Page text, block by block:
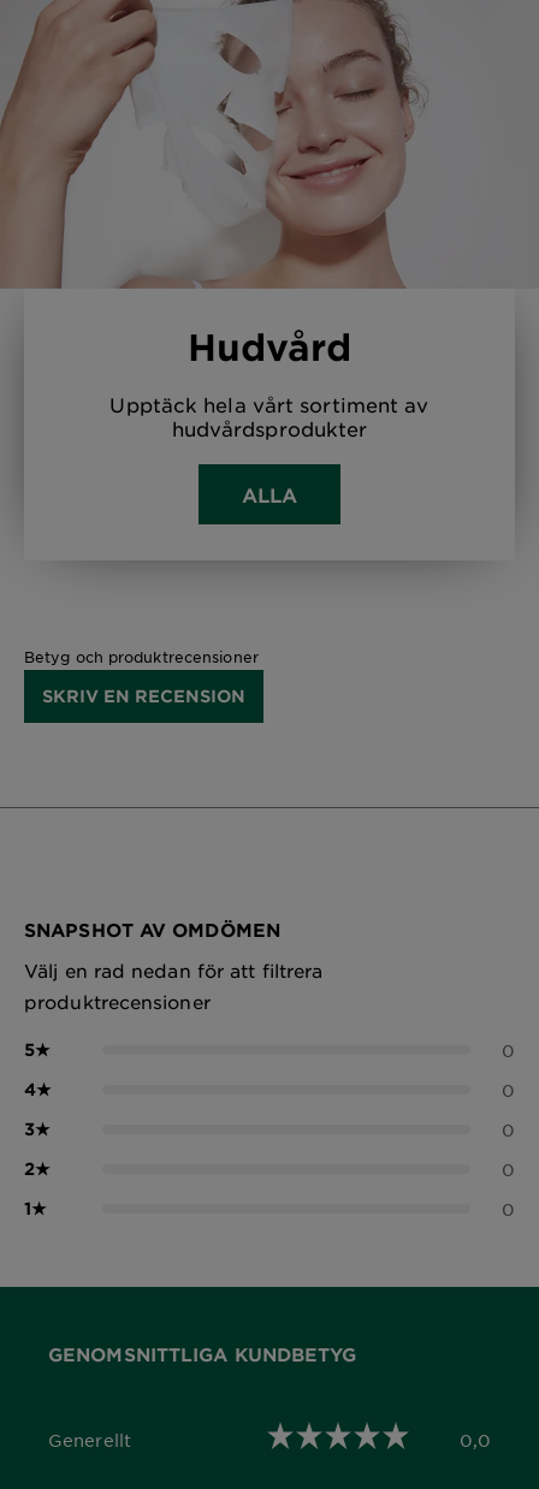
Hudvård
Upptäck hela vårt sortiment av
hudvårdsprodukter
ALLA
Betyg och produktrecensioner
SKRIV EN RECENSION
SNAPSHOT AV OMDÖMEN
Välj en rad nedan för att filtrera
produktrecensioner
5★ 0
4★ 0
3★ 0
2★ 0
1★ 0
GENOMSNITTLIGA KUNDBETYG
Generellt
0,0 out of 5 stars 0,0